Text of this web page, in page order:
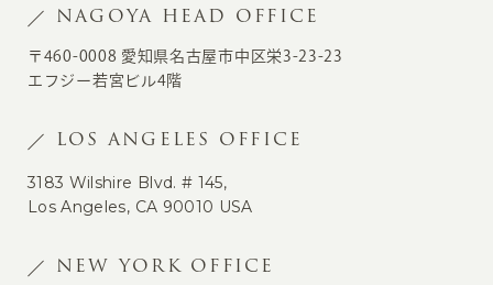
NAGOYA HEAD OFFICE
〒460-0008 愛知県名古屋市中区栄3-23-23
エフジー若宮ビル4階
LOS ANGELES OFFICE
3183 Wilshire Blvd. # 145,
Los Angeles, CA 90010 USA
NEW YORK OFFICE